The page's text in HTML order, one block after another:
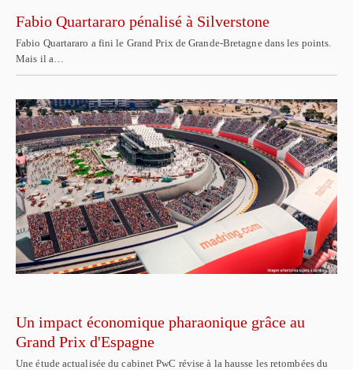
Fabio Quartararo pénalisé à Silverstone
Fabio Quartararo a fini le Grand Prix de Grande-Bretagne dans les points.
Mais il a…
Un impact économique pharaonique grâce au
Grand Prix d'Espagne
Une étude actualisée du cabinet PwC révise à la hausse les retombées du